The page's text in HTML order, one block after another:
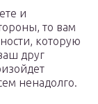
и
то вам
которую
друг
ненадолго.